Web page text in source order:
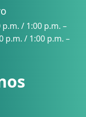
p.m. / 1:00 p.m. –
p.m. / 1:00 p.m. –